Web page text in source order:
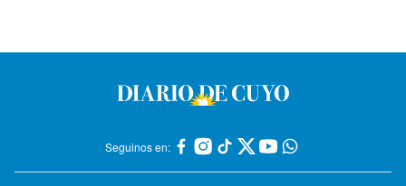
Seguinos en: